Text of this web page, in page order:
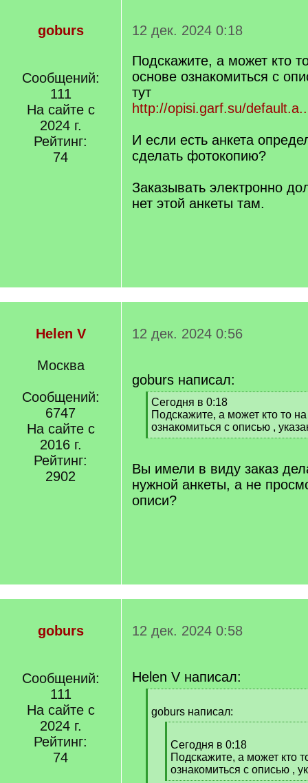
goburs
Сообщений:
111
На сайте с
2024 г.
Рейтинг:
74
12 дек. 2024 0:18
Подскажите, а может кто
основе ознакомиться с
тут
http://opisi.garf.su/
И если есть анкета
сделать фотокопию?
Заказывать электронно
нет этой анкеты там.
Helen V
Москва
Сообщений:
6747
На сайте с
2016 г.
Рейтинг:
2902
12 дек. 2024 0:56
goburs написал:
[
q
]
Сегодня в 0:18
Подскажите, а может кто то
ознакомиться с описью ,
[
q
Вы имели в виду заказ
нужной анкеты, а не
описи?
goburs
Сообщений:
111
На сайте с
2024 г.
Рейтинг:
74
12 дек. 2024 0:58
Helen V написал:
q
goburs написал:
q
]
Сегодня в 0:18
Подскажите, а может кто
ознакомиться с описью ,